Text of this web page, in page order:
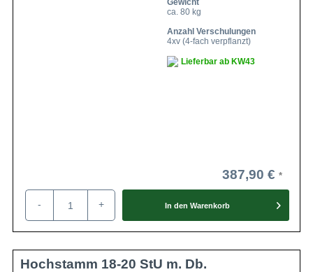
Gewicht
ca. 80 kg
Anzahl Verschulungen
4xv (4-fach verpflanzt)
Lieferbar ab KW43
387,90 €
- + In den Warenkorb
Hochstamm 18-20 StU m. Db.